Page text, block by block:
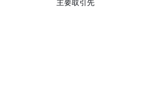
主要取引先